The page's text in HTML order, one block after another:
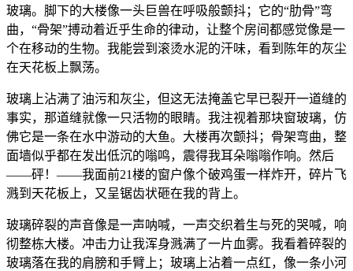
玻璃。脚下的大楼像一头巨兽在呼吸般颤抖；它的“肋骨”弯
曲，“骨架”搏动着近乎生命的律动，让整个房间都感觉像是一
个在移动的生物。我能尝到滚烫水泥的汗味，看到陈年的灰尘
在天花板上飘荡。
玻璃上沾满了油污和灰尘，但这无法掩盖它早已裂开一道缝的
事实，那道缝就像一只活物的眼睛。我注视着那块窗玻璃，仿
佛它是一条在水中游动的大鱼。大楼再次颤抖；骨架弯曲，整
面墙似乎都在发出低沉的嗡鸣，震得我耳朵嗡嗡作响。然后
——砰！——我面前21楼的窗户像个破鸡蛋一样炸开，碎片飞
溅到天花板上，又呈锯齿状砸在我的背上。
玻璃碎裂的声音像是一声呐喊，一声交织着生与死的哭喊，响
彻整栋大楼。冲击力让我浑身溅满了一片血雾。我看着碎裂的
玻璃落在我的肩膀和手臂上；玻璃上沾着一点红，像一条小河